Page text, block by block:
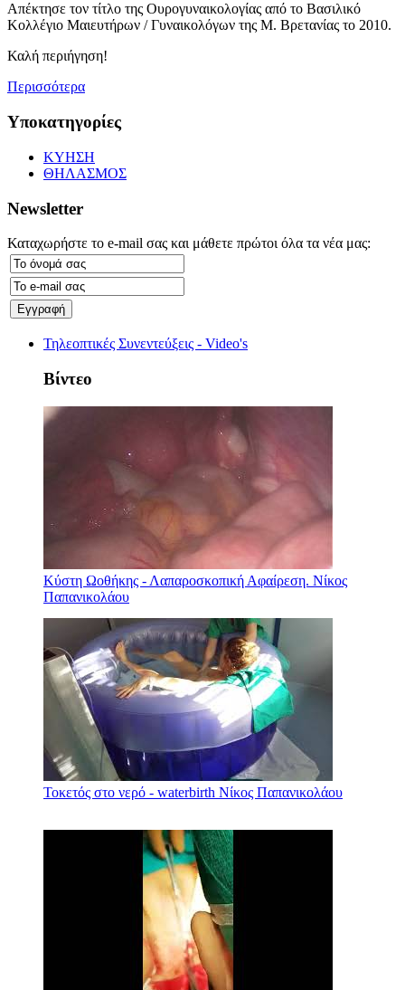
Απέκτησε τον τίτλο της Ουρογυναικολογίας από το Βασιλικό
Κολλέγιο Μαιευτήρων / Γυναικολόγων της Μ. Βρετανίας το 2010.
Καλή περιήγηση!
Περισσότερα
Υποκατηγορίες
ΚΥΗΣΗ
ΘΗΛΑΣΜΟΣ
Newsletter
Καταχωρήστε το e-mail σας και μάθετε πρώτοι όλα τα νέα μας:
Τηλεοπτικές Συνεντεύξεις - Video's
Βίντεο
Κύστη Ωοθήκης - Λαπαροσκοπική Αφαίρεση. Νίκος
Παπανικολάου
Τοκετός στο νερό - waterbirth Νίκος Παπανικολάου